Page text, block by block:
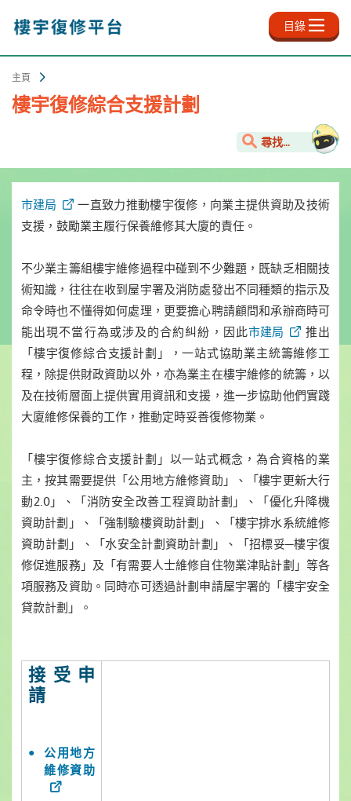
內
目錄
主頁
樓宇復修綜合支援計劃
尋找...
市建局
一直致力推動樓宇復修，向業主提供資助及技術
支援，鼓勵業主履行保養維修其大廈的責任。
不少業主籌組樓宇維修過程中碰到不少難題，既缺乏相關技
術知識，往往在收到屋宇署及消防處發出不同種類的指示及
命令時也不懂得如何處理，更要擔心聘請顧問和承辦商時可
能出現不當行為或涉及的合約糾紛，因此市建局
推出
「樓宇復修綜合支援計劃」，一站式協助業主統籌維修工
程，除提供財政資助以外，亦為業主在樓宇維修的統籌，以
及在技術層面上提供實用資訊和支援，進一步協助他們實踐
大廈維修保養的工作，推動定時妥善復修物業。
「樓宇復修綜合支援計劃」以一站式概念，為合資格的業
主，按其需要提供「公用地方維修資助」、「樓宇更新大行
動2.0」、「消防安全改善工程資助計劃」、「優化升降機
資助計劃」、「強制驗樓資助計劃」、「樓宇排水系統維修
資助計劃」、「水安全計劃資助計劃」、「招標妥─樓宇復
修促進服務」及「有需要人士維修自住物業津貼計劃」等各
項服務及資助。同時亦可透過計劃申請屋宇署的「樓宇安全
貸款計劃」。
接受申
請
公用地方
維修資助